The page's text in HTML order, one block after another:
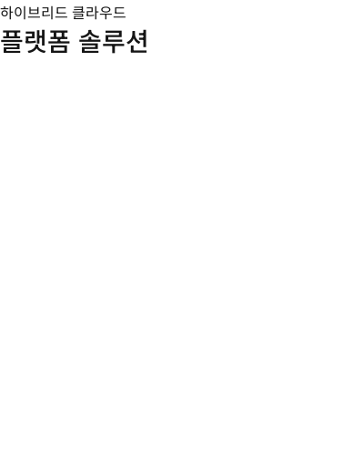
하이브리드 클라우드
플랫폼 솔루션